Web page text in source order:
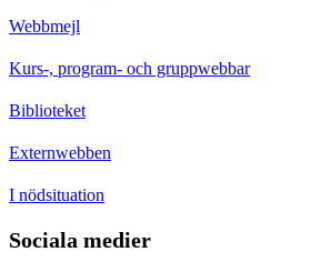
Webbmejl
Kurs-, program- och gruppwebbar
Biblioteket
Externwebben
I nödsituation
Sociala medier